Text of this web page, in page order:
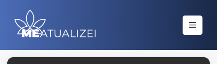
contenido
Menú